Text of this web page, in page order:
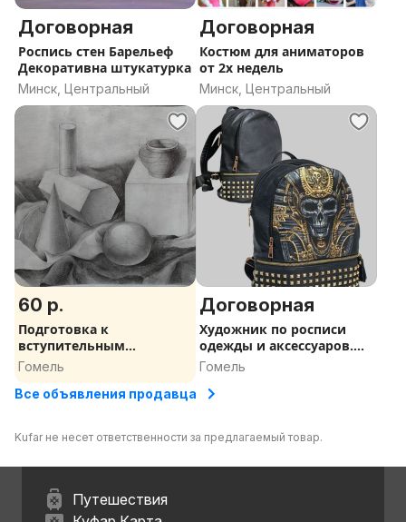
Договорная
Роспись стен Барельеф
Декоративна штукатурка
Минск, Центральный
Договорная
Костюм для аниматоров
от 2х недель
Минск, Центральный
60 р.
Подготовка к
вступительным
экзаменам по рисунку,
живописи, композиции
Гомель
Договорная
Художник по росписи
одежды и аксессуаров.
Кастомизация.
Гомель
Все объявления продавца
Kufar не несет ответственности за предлагаемый товар.
Путешествия